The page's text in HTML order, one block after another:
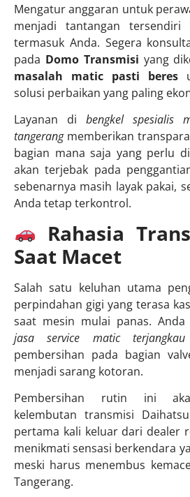
Mengatur anggaran untuk
menjadi tantangan tersendiri
termasuk Anda. Segera
pada Domo Transmisi yang
masalah matic pasti beres
solusi perbaikan yang paling
Layanan di bengkel spesialis
tangerangmemberikan
bagian mana saja yang perlu
akan terjebak pada
sebenarnya masih layak pakai,
Anda tetap terkontrol.
Rahasia
Saat Macet
Salah satu keluhan utama
perpindahan gigi yang terasa
saat mesin mulai panas. Anda
jasa service matic terjangkau
pembersihan pada bagian
menjadi sarang kotoran.
Pembersihan rutin ini
kelembutan transmisi
pertama kali keluar dari dealer
menikmati sensasi berkendara
meski harus menembus
Tangerang.